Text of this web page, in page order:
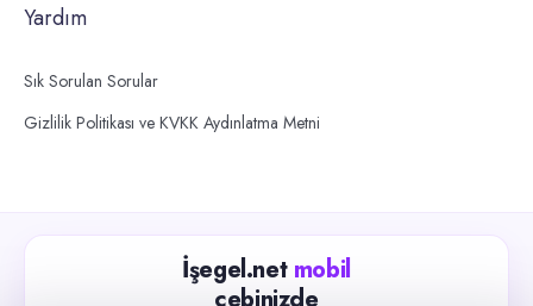
Yardım
Sık Sorulan Sorular
Gizlilik Politikası ve KVKK Aydınlatma Metni
İşegel.net mobil